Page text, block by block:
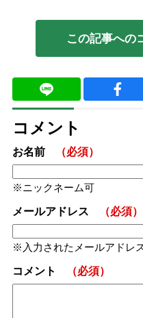
この記事への
コメント
お名前 （必須）
ニックネーム可
メールアドレス （必須）
入力されたメールアドレ
コメント （必須）